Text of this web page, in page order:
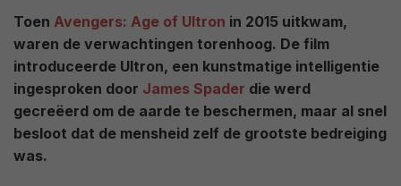
Toen Avengers: Age of Ultron in 2015 uitkwam,
waren de verwachtingen torenhoog. De film
introduceerde Ultron, een kunstmatige intelligentie
ingesproken door James Spader die werd
gecreëerd om de aarde te beschermen, maar al snel
besloot dat de mensheid zelf de grootste bedreiging
was.